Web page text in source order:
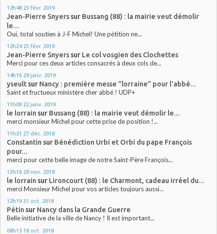
12h48 23 févr. 2019
Jean-Pierre Snyerssur Bussang (88) : la mairie veut démolir
le...
Oui, total soutien à J-F Michel! Une pétition ne...
12h24 23 févr. 2019
Jean-Pierre Snyerssur Le col vosgien des Clochettes
Merci pour ces deux articles consacrés à deux cols de...
14h16 29 janv. 2019
yseultsur Nancy : première messe "lorraine" pour l'abbé...
Saint et fructueux ministère cher abbé ! UDP+
11h08 22 janv. 2019
le lorrain sur Bussang (88) : la mairie veut démolir le...
merci monsieur Michel pour cette prise de position !...
11h21 27 déc. 2018
Constantin sur Bénédiction Urbi et Orbi du pape François
pour...
merci pour cette belle image de notre Saint-Père François...
13h16 29 nov. 2018
le lorrain sur Lironcourt (88) : le Charmont, cadeau irréel du...
merci Monsieur Michel pour vos articles toujours aussi...
12h19 31 oct. 2018
Pétin sur Nancy dans la Grande Guerre
Belle initiative de la ville de Nancy ! Il est important...
08h15 18 oct. 2018